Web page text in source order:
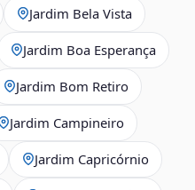
Jardim Bela Vista
Jardim Boa Esperança
Jardim Bom Retiro
Jardim Campineiro
Jardim Capricórnio